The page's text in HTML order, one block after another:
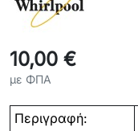
10,00 €
με ΦΠΑ
Περιγραφή: